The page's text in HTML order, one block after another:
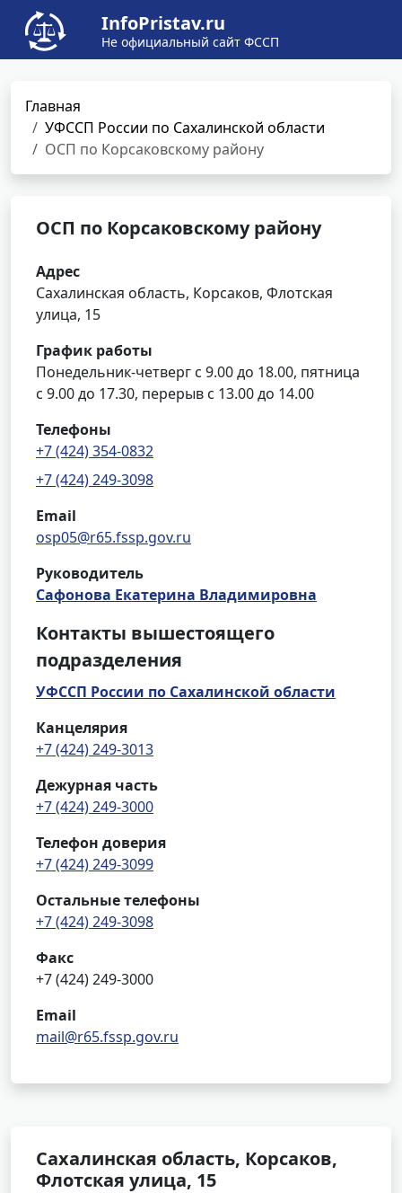
InfoPristav.ru
Не официальный сайт ФССП
Главная
УФССП России по Сахалинской области
ОСП по Корсаковскому району
ОСП по Корсаковскому району
Адрес
Сахалинская область, Корсаков, Флотская
улица, 15
График работы
Понедельник-четверг с 9.00 до 18.00, пятница
с 9.00 до 17.30, перерыв с 13.00 до 14.00
Телефоны
+7 (424) 354-0832
+7 (424) 249-3098
Email
osp05@r65.fssp.gov.ru
Руководитель
Сафонова Екатерина Владимировна
Контакты вышестоящего
подразделения
УФССП России по Сахалинской области
Канцелярия
+7 (424) 249-3013
Дежурная часть
+7 (424) 249-3000
Телефон доверия
+7 (424) 249-3099
Остальные телефоны
+7 (424) 249-3098
Факс
+7 (424) 249-3000
Email
mail@r65.fssp.gov.ru
Сахалинская область, Корсаков,
Флотская улица, 15